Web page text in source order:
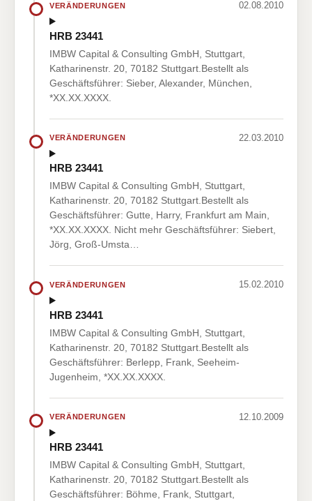
VERÄNDERUNGEN 02.08.2010
HRB 23441
IMBW Capital & Consulting GmbH, Stuttgart,
Katharinenstr. 20, 70182 Stuttgart.Bestellt als
Geschäftsführer: Sieber, Alexander, München,
*XX.XX.XXXX.
VERÄNDERUNGEN 22.03.2010
HRB 23441
IMBW Capital & Consulting GmbH, Stuttgart,
Katharinenstr. 20, 70182 Stuttgart.Bestellt als
Geschäftsführer: Gutte, Harry, Frankfurt am Main,
*XX.XX.XXXX. Nicht mehr Geschäftsführer: Siebert,
Jörg, Groß-Umsta…
VERÄNDERUNGEN 15.02.2010
HRB 23441
IMBW Capital & Consulting GmbH, Stuttgart,
Katharinenstr. 20, 70182 Stuttgart.Bestellt als
Geschäftsführer: Berlepp, Frank, Seeheim-
Jugenheim, *XX.XX.XXXX.
VERÄNDERUNGEN 12.10.2009
HRB 23441
IMBW Capital & Consulting GmbH, Stuttgart,
Katharinenstr. 20, 70182 Stuttgart.Bestellt als
Geschäftsführer: Böhme, Frank, Stuttgart,